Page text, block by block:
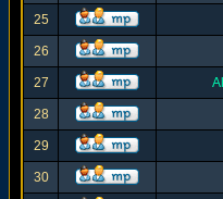
25
26
27
28
29
30